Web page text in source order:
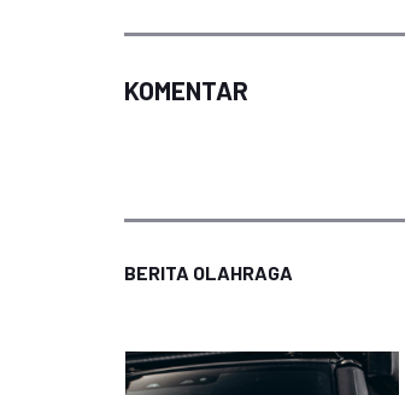
KOMENTAR
BERITA OLAHRAGA